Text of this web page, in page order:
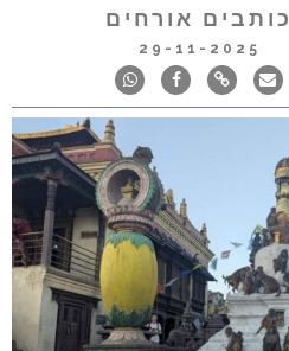
כותבים אורחים
29-11-2025